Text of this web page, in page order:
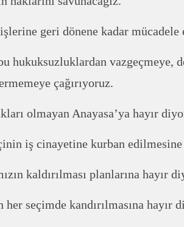
geri dönene kadar mücadele
hukuksuzluklardan vazgeçmeye,
çağırıyoruz.
olmayan Anayasa’ya hayır
iş cinayetine kurban
kaldırılması planlarına hayır
seçimde kandırılmasına hayır